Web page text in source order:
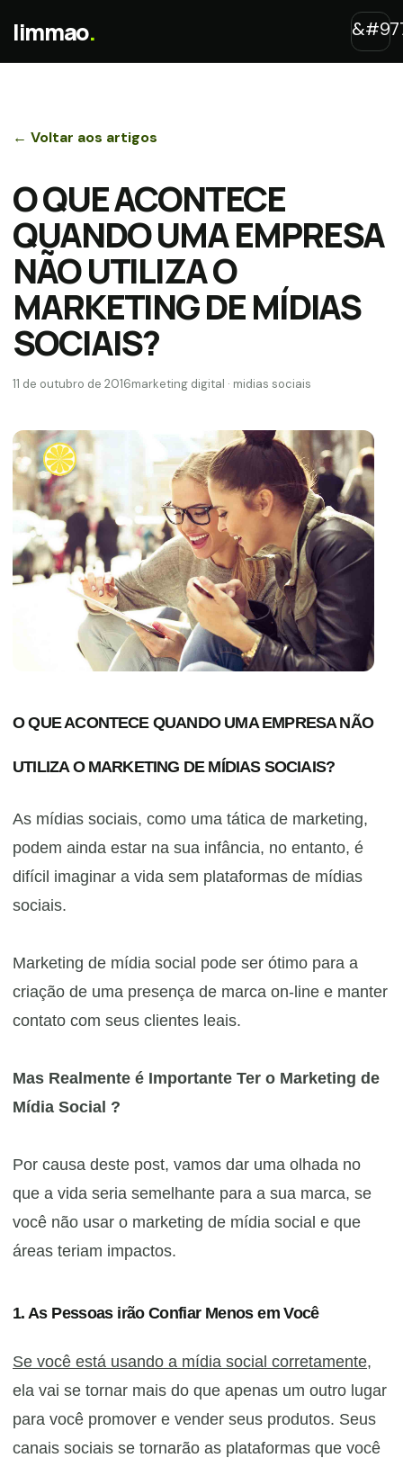
limmao.
← Voltar aos artigos
O QUE ACONTECE
QUANDO UMA EMPRESA
NÃO UTILIZA O
MARKETING DE MÍDIAS
SOCIAIS?
11 de outubro de 2016marketing digital · midias sociais
O QUE ACONTECE QUANDO UMA EMPRESA NÃO
UTILIZA O MARKETING DE MÍDIAS SOCIAIS?
As mídias sociais, como uma tática de marketing,
podem ainda estar na sua infância, no entanto, é
difícil imaginar a vida sem plataformas de mídias
sociais.
Marketing de mídia social pode ser ótimo para a
criação de uma presença de marca on-line e manter
contato com seus clientes leais.
Mas Realmente é Importante Ter o Marketing de
Mídia Social ?
Por causa deste post, vamos dar uma olhada no
que a vida seria semelhante para a sua marca, se
você não usar o marketing de mídia social e que
áreas teriam impactos.
1. As Pessoas irão Confiar Menos em Você
Se você está usando a mídia social corretamente,
ela vai se tornar mais do que apenas um outro lugar
para você promover e vender seus produtos. Seus
canais sociais se tornarão as plataformas que você